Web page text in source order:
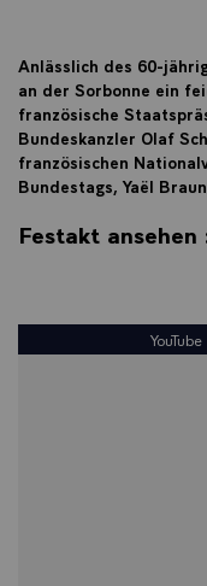
Anlässlich des 60-
an der Sorbonne ein
französische
Bundeskanzler Olaf
französischen
Bundestags, Yaël
Festakt ansehen